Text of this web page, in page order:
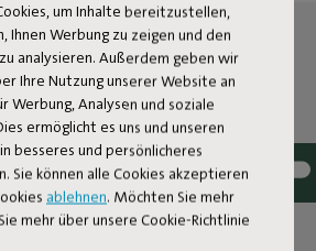
um Inhalte bereitzustellen,
Ihnen Werbung zu zeigen und den
analysieren. Außerdem geben wir
Ihre Nutzung unserer Website an
Werbung, Analysen und soziale
ermöglicht es uns und unseren
besseres und persönlicheres
Sie können alle Cookies akzeptieren
ablehnen. Möchten Sie mehr
mehr über unsere Cookie-Richtlinie